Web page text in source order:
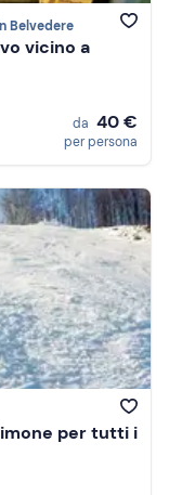
Belvedere
vicino a
da 40 €
per persona
per tutti i